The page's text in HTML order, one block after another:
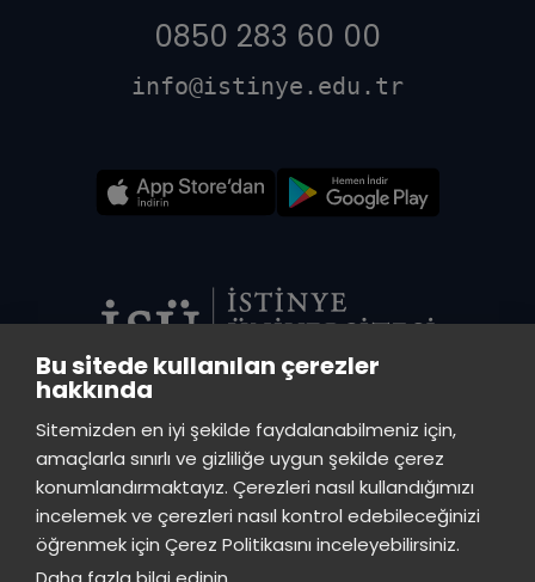
Bu sitede kullanılan çerezler
hakkında
Sitemizden en iyi şekilde faydalanabilmeniz için,
amaçlarla sınırlı ve gizliliğe uygun şekilde çerez
konumlandırmaktayız. Çerezleri nasıl kullandığımızı
incelemek ve çerezleri nasıl kontrol edebileceğinizi
öğrenmek için Çerez Politikasını inceleyebilirsiniz.
0850 283 60 00
info@istinye.edu.tr
İstinye Üniversitesi Vadi Kampüs - Ayazağa Mah. Azerbaycan Cad.
(Vadistanbul 4A Blok) 34396 Sarıyer/İstanbul
TOPKAPI KÜTÜPHANE